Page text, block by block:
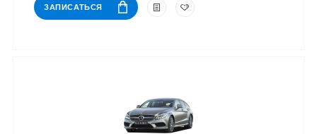
ЗАПИСАТЬСЯ